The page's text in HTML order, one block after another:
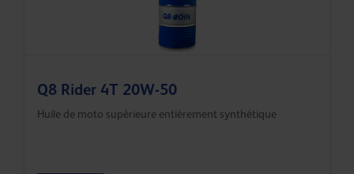
Q8 Rider 4T 20W-50
Huile de moto supérieure entièrement synthétique